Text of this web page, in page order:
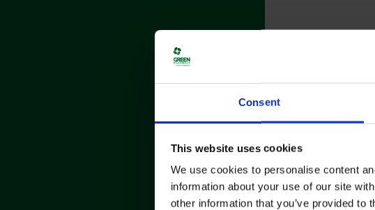
Consent
This website uses cookies
We use cookies to personalise content
information about your use of our site
other information that you’ve provided to